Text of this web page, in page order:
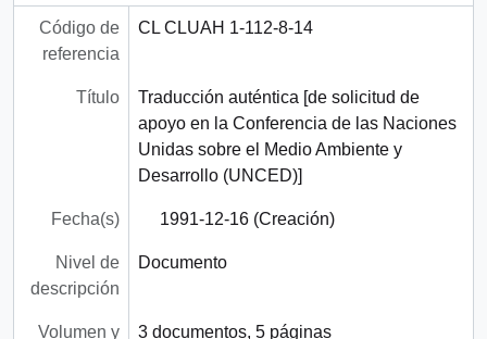
Código de
referencia
CL CLUAH 1-112-8-14
Título
Traducción auténtica [de solicitud de
apoyo en la Conferencia de las Naciones
Unidas sobre el Medio Ambiente y
Desarrollo (UNCED)]
Fecha(s) 1991-12-16 (Creación)
Nivel de
descripción
Documento
Volumen y 3 documentos, 5 páginas